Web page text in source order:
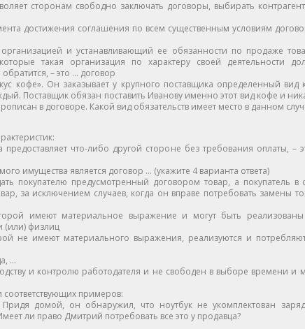
сторонам свободно заключать договоры, выбирать
достижения соглашения по всем существенным условиям
и устанавливающий ее обязанности по продаже
такая организация по характеру своей деятельности
– это … договор
кофе». Он заказывает у крупного поставщика определенный вид
Поставщик обязан поставить Иванову именно этот вид кофе и
в договоре. Какой вид обязательств имеет место в данном
что-либо другой стороне без требования оплаты, –
имущества является договор … (укажите 4 варианта ответа)
покупателю предусмотренный договором товар, а покупатель в
за исключением случаев, когда он вправе потребовать замены
имеют материальное выражение и могут быть
(или) физлиц
не имеют материального выражения, реализуются и
…
и контролю работодателя и не свободен в выборе времени и
соответствующих примеров:
домой, он обнаружил, что ноутбук не укомплектован
ли право Дмитрий потребовать все это у продавца?